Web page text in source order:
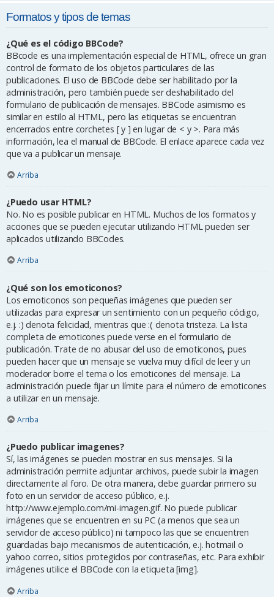
Formatos y tipos de temas
¿Qué es el código BBCode?
BBcode es una implementación especial de HTML, ofrece un gran
control de formato de los objetos particulares de las
publicaciones. El uso de BBCode debe ser habilitado por la
administración, pero también puede ser deshabilitado del
formulario de publicación de mensajes. BBCode asimismo es
similar en estilo al HTML, pero las etiquetas se encuentran
encerrados entre corchetes [ y ] en lugar de < y >. Para más
información, lea el manual de BBCode. El enlace aparece cada vez
que va a publicar un mensaje.
Arriba
¿Puedo usar HTML?
No. No es posible publicar en HTML. Muchos de los formatos y
acciones que se pueden ejecutar utilizando HTML pueden ser
aplicados utilizando BBCodes.
Arriba
¿Qué son los emoticonos?
Los emoticonos son pequeñas imágenes que pueden ser
utilizadas para expresar un sentimiento con un pequeño código,
e.j. :) denota felicidad, mientras que :( denota tristeza. La lista
completa de emoticones puede verse en el formulario de
publicación. Trate de no abusar del uso de emoticonos, pues
pueden hacer que un mensaje se vuelva muy difícil de leer y un
moderador borre el tema o los emoticones del mensaje. La
administración puede fijar un límite para el número de emoticones
a utilizar en un mensaje.
Arriba
¿Puedo publicar imagenes?
Sí, las imágenes se pueden mostrar en sus mensajes. Si la
administración permite adjuntar archivos, puede subir la imagen
directamente al foro. De otra manera, debe guardar primero su
foto en un servidor de acceso público, e.j.
http://www.ejemplo.com/mi-imagen.gif. No puede publicar
imágenes que se encuentren en su PC (a menos que sea un
servidor de acceso público) ni tampoco las que se encuentren
guardadas bajo mecanismos de autenticación, e.j. hotmail o
yahoo correo, sitios protegidos por contraseñas, etc. Para exhibir
imágenes utilice el BBCode con la etiqueta [img].
Arriba